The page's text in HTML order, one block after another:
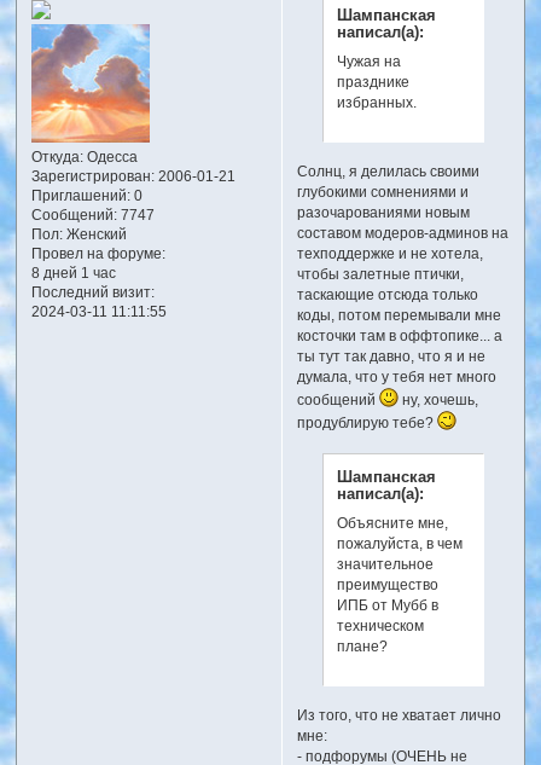
Откуда:Одесса
Зарегистрирован: 2006-01-21
Приглашений:0
Сообщений:7747
Пол:Женский
Провел на форуме:
8 дней 1 час
Последний визит:
2024-03-11 11:11:55
Шампанская
написал(а):
Чужая на
празднике
избранных.
Солнц, я делилась своими
глубокими сомнениями и
разочарованиями новым
составом модеров-админов на
техподдержке и не хотела,
чтобы залетные птички,
таскающие отсюда только
коды, потом перемывали мне
косточки там в оффтопике... а
ты тут так давно, что я и не
думала, что у тебя нет много
сообщений
ну, хочешь,
продублирую тебе?
Шампанская
написал(а):
Объясните мне,
пожалуйста, в чем
значительное
преимущество
ИПБ от Мубб в
техническом
плане?
Из того, что не хватает лично
мне:
- подфорумы (ОЧЕНЬ не